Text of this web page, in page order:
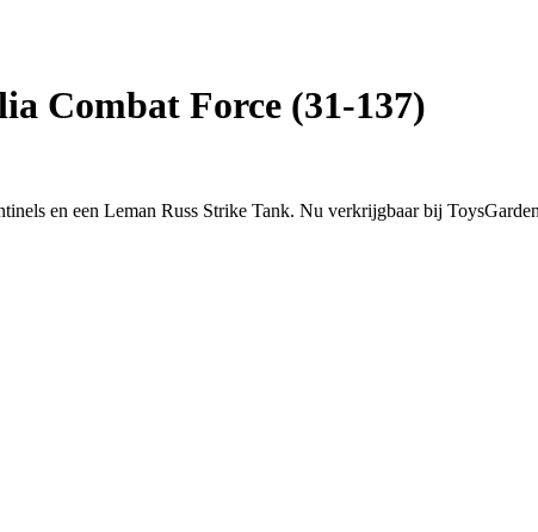
Combat Force (31-137)
en een Leman Russ Strike Tank. Nu verkrijgbaar bij